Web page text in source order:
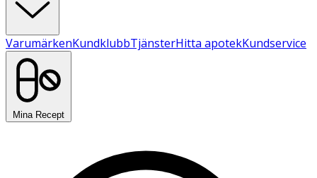
VarumärkenKundklubbTjänsterHitta apotekKundservice
Mina Recept